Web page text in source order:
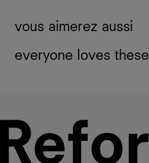
vous aimerez aussi
everyone loves these